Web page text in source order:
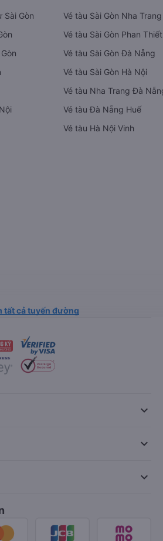
Sài Gòn
Vé tàu Sài Gòn Nha Trang
Vé tàu Sài Gòn Phan Thiết
Vé tàu Sài Gòn Đà Nẵng
Vé tàu Sài Gòn Hà Nội
Vé tàu Nha Trang Đà
Vé tàu Đà Nẵng Huế
Vé tàu Hà Nội Vinh
tất cả tuyến đường
keyboard_arrow_down
keyboard_arrow_down
keyboard_arrow_down